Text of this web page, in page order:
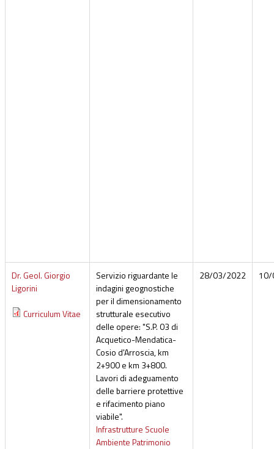
Dr. Geol. Giorgio
Ligorini
Curriculum Vitae
Servizio riguardante le
indagini geognostiche
per il dimensionamento
strutturale esecutivo
delle opere: "S.P. 03 di
Acquetico-Mendatica-
Cosio d'Arroscia, km
2+900 e km 3+800.
Lavori di adeguamento
delle barriere protettive
e rifacimento piano
viabile".
Infrastrutture Scuole
Ambiente Patrimonio
28/03/2022